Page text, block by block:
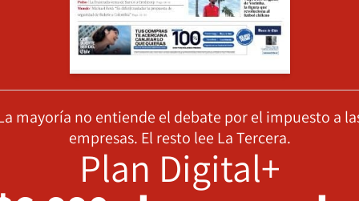
mayoría no entiende el debate por el impuesto a
empresas. El resto lee La Tercera.
Plan Digital+